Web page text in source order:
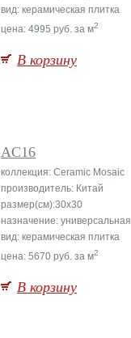
вид: керамическая плитка
цена: 4995 руб. за м2
В корзину
AC16
коллекция: Ceramic Mosaic
производитель: Китай
размер(см):30x30
назначение: универсальная
вид: керамическая плитка
цена: 5670 руб. за м2
В корзину